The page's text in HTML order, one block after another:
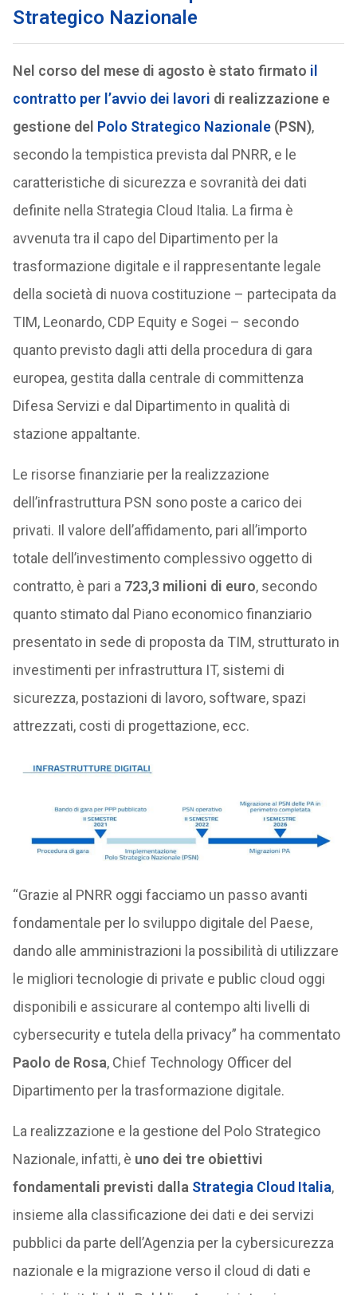
Strategico Nazionale
Nel corso del mese di agosto è stato firmato il
contratto per l’avvio dei lavori di realizzazione e
gestione del Polo Strategico Nazionale(PSN),
secondo la tempistica prevista dal PNRR, e le
caratteristiche di sicurezza e sovranità dei dati
definite nella Strategia Cloud Italia. La firma è
avvenuta tra il capo del Dipartimento per la
trasformazione digitale e il rappresentante legale
della società di nuova costituzione – partecipata da
TIM, Leonardo, CDP Equity e Sogei – secondo
quanto previsto dagli atti della procedura di gara
europea, gestita dalla centrale di committenza
Difesa Servizi e dal Dipartimento in qualità di
stazione appaltante.
Le risorse finanziarie per la realizzazione
dell’infrastruttura PSN sono poste a carico dei
privati. Il valore dell’affidamento, pari all’importo
totale dell’investimento complessivo oggetto di
contratto, è pari a 723,3 milioni di euro, secondo
quanto stimato dal Piano economico finanziario
presentato in sede di proposta da TIM, strutturato in
investimenti per infrastruttura IT, sistemi di
sicurezza, postazioni di lavoro, software, spazi
attrezzati, costi di progettazione, ecc.
“Grazie al PNRR oggi facciamo un passo avanti
fondamentale per lo sviluppo digitale del Paese,
dando alle amministrazioni la possibilità di utilizzare
le migliori tecnologie di private e public cloud oggi
disponibili e assicurare al contempo alti livelli di
cybersecurity e tutela della privacy” ha commentato
Paolo de Rosa, Chief Technology Officer del
Dipartimento per la trasformazione digitale.
La realizzazione e la gestione del Polo Strategico
Nazionale, infatti, è uno dei tre obiettivi
fondamentali previsti dalla Strategia Cloud Italia,
insieme alla classificazione dei dati e dei servizi
pubblici da parte dell’Agenzia per la cybersicurezza
nazionale e la migrazione verso il cloud di dati e